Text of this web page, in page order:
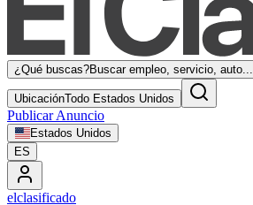
¿Qué buscas?Buscar empleo, servicio, auto...
UbicaciónTodo Estados Unidos
Publicar Anuncio
Estados Unidos
ES
elclasificado